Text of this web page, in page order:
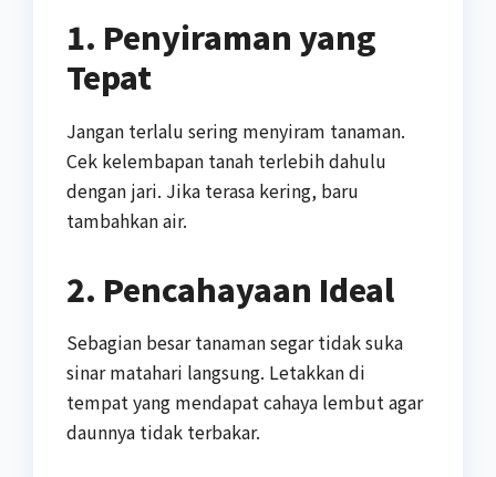
1. Penyiraman yang
Tepat
Jangan terlalu sering menyiram tanaman.
Cek kelembapan tanah terlebih dahulu
dengan jari. Jika terasa kering, baru
tambahkan air.
2. Pencahayaan Ideal
Sebagian besar tanaman segar tidak suka
sinar matahari langsung. Letakkan di
tempat yang mendapat cahaya lembut agar
daunnya tidak terbakar.